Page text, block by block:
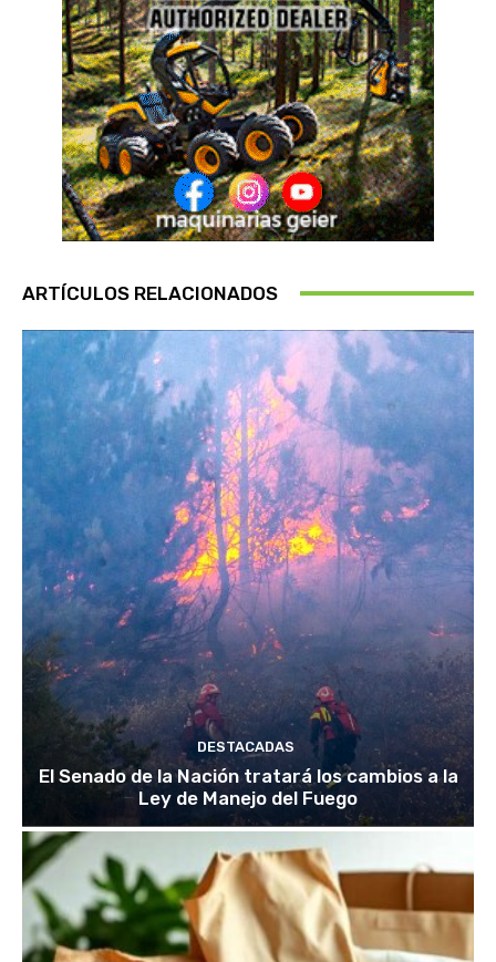
ARTÍCULOS RELACIONADOS
DESTACADAS
El Senado de la Nación tratará los cambios a la
Ley de Manejo del Fuego